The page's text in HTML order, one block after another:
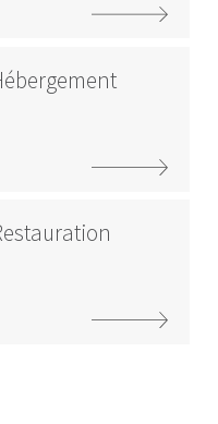
Hébergement
Restauration